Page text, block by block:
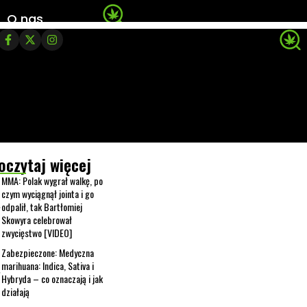
O nas
więcej
MMA: Polak wygrał walkę, po
czym wyciągnął jointa i go
odpalił, tak Bartłomiej
Skowyra celebrował
zwycięstwo [VIDEO]
Zabezpieczone: Medyczna
marihuana: Indica, Sativa i
Hybryda – co oznaczają i jak
działają